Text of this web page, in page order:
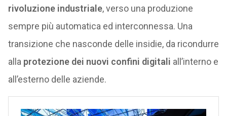
rivoluzione industriale, verso una produzione
sempre più automatica ed interconnessa. Una
transizione che nasconde delle insidie, da ricondurre
alla protezione dei nuovi confini digitali all’interno e
all’esterno delle aziende.